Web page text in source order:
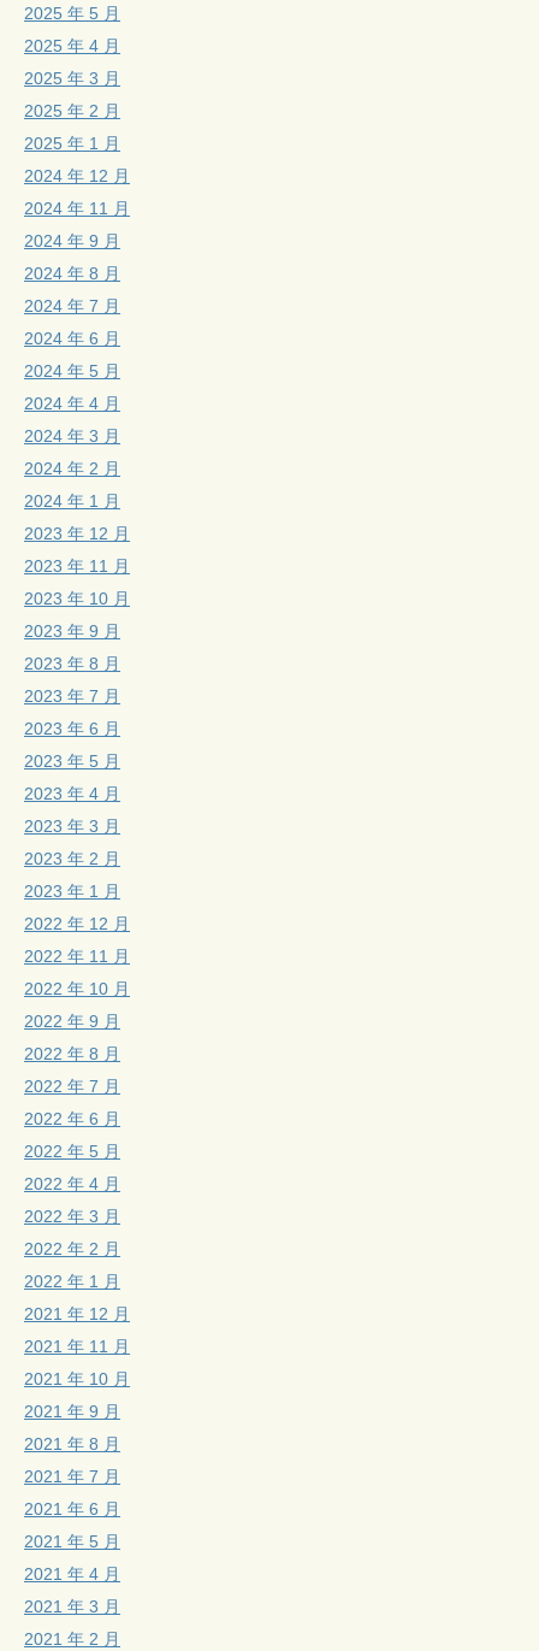
2025 年 5 月
2025 年 4 月
2025 年 3 月
2025 年 2 月
2025 年 1 月
2024 年 12 月
2024 年 11 月
2024 年 9 月
2024 年 8 月
2024 年 7 月
2024 年 6 月
2024 年 5 月
2024 年 4 月
2024 年 3 月
2024 年 2 月
2024 年 1 月
2023 年 12 月
2023 年 11 月
2023 年 10 月
2023 年 9 月
2023 年 8 月
2023 年 7 月
2023 年 6 月
2023 年 5 月
2023 年 4 月
2023 年 3 月
2023 年 2 月
2023 年 1 月
2022 年 12 月
2022 年 11 月
2022 年 10 月
2022 年 9 月
2022 年 8 月
2022 年 7 月
2022 年 6 月
2022 年 5 月
2022 年 4 月
2022 年 3 月
2022 年 2 月
2022 年 1 月
2021 年 12 月
2021 年 11 月
2021 年 10 月
2021 年 9 月
2021 年 8 月
2021 年 7 月
2021 年 6 月
2021 年 5 月
2021 年 4 月
2021 年 3 月
2021 年 2 月